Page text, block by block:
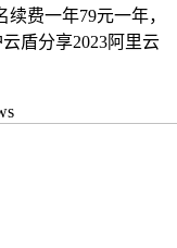
费一年79元一年，
盾分享2023阿里云